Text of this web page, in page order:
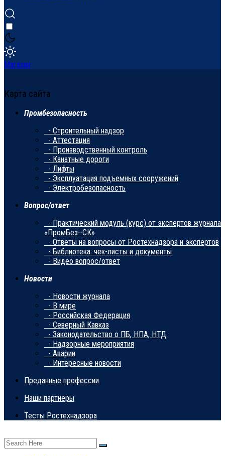
Магазин
Карта сайта
Промбезопасность
- Строительный надзор
- Аттестация
- Производственный контроль
- Канатные дороги
- Лифты
- Эксплуатация подъемных сооружений
- Электробезопасность
Вопрос/ответ
- Практический модуль (курс) от экспертов журнала
«ПромБез–СК»
- Ответы на вопросы от Ростехнадзора и экспертов
- Библиотека: чек-листы и документы
- Видео вопрос/ответ
Новости
- Новости журнала
- В мире
- Российская Федерация
- Северный Кавказ
- Законодательство о ПБ, НПА, НТД
- Надзорные мероприятия
- Аварии
- Интересные новости
Преданные профессии
Наши партнеры
Тесты Ростехнадзора